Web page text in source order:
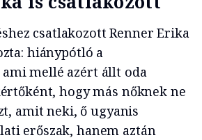
csatlakozott Renner Erika
hiánypótló a
ami mellé azért állt oda
hogy más nőknek ne
amit neki, ő ugyanis
erőszak, hanem aztán